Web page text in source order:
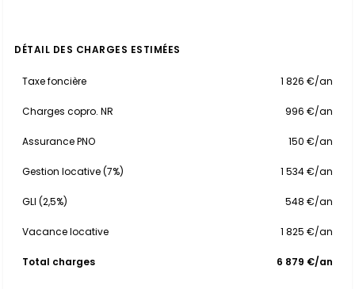
DÉTAIL DES CHARGES ESTIMÉES
Taxe foncière 1 826 €/an
Charges copro. NR 996 €/an
Assurance PNO 150 €/an
Gestion locative (7%) 1 534 €/an
GLI (2,5%) 548 €/an
Vacance locative 1 825 €/an
Total charges 6 879 €/an